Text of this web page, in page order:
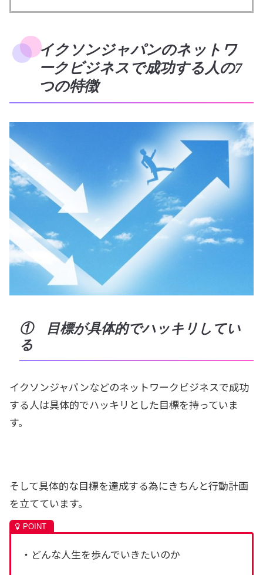
イクソンジャパンのネットワ
ークビジネスで成功する人の7
つの特徴
① 目標が具体的でハッキリしてい
る
イクソンジャパンなどのネットワークビジネスで成功
する人は具体的でハッキリとした目標を持っていま
す。
そして具体的な目標を達成する為にきちんと行動計画
を立てています。
・どんな人生を歩んでいきたいのか